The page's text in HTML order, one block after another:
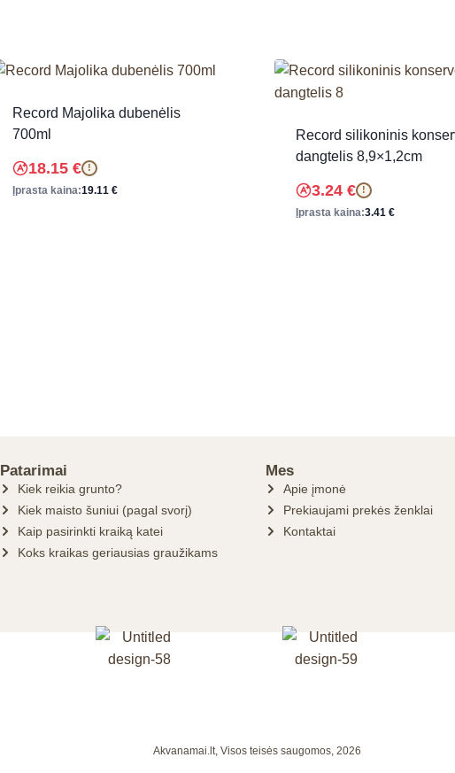
Record Majolika dubenėlis
700ml
18.15 € !
Įprasta kaina:19.11 €
Record silikoninis
dangtelis 8,9×1,2cm
3.24 € !
Įprasta kaina:3.41 €
Patarimai
Kiek reikia grunto?
Kiek maisto šuniui (pagal svorį)
Kaip pasirinkti kraiką katei
Koks kraikas geriausias graužikams
Mes
Apie įmonė
Prekiaujami prekės ženklai
Kontaktai
Akvanamai.lt, Visos teisės saugomos, 2026